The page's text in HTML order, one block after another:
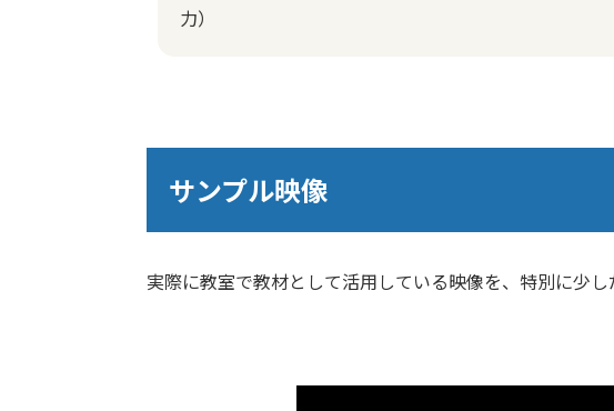
力）
サンプル映像
実際に教室で教材として活用している映像を、特別に少し